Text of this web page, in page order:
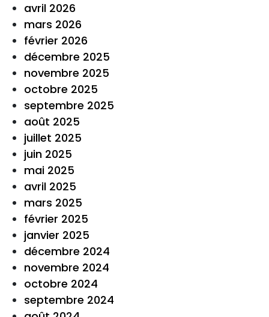
avril 2026
mars 2026
février 2026
décembre 2025
novembre 2025
octobre 2025
septembre 2025
août 2025
juillet 2025
juin 2025
mai 2025
avril 2025
mars 2025
février 2025
janvier 2025
décembre 2024
novembre 2024
octobre 2024
septembre 2024